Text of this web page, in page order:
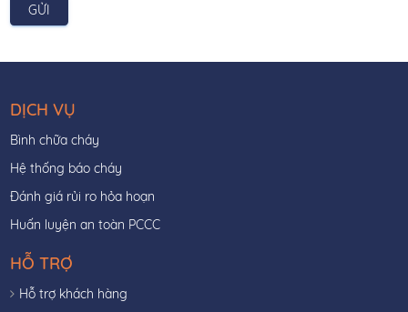
GỬI
DỊCH VỤ
Bình chữa cháy
Hệ thống báo cháy
Đánh giá rủi ro hỏa hoạn
Huấn luyện an toàn PCCC
HỖ TRỢ
Hỗ trợ khách hàng